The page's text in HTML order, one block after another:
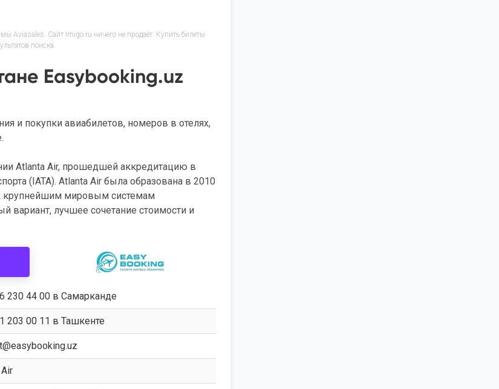
Aviasales. Сайт Imigo.ru ничего не продаёт. Купить билеты
поиска.
Easybooking.uz
и покупки авиабилетов, номеров в отелях,
Atlanta Air, прошедшей аккредитацию в
(IATA). Atlanta Air была образована в 2010
крупнейшим мировым системам
вариант, лучшее сочетание стоимости и
230 44 00 в Самарканде
203 00 11 в Ташкенте